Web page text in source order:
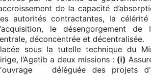
de la capacité
autorités contractantes, la
le désengorgement de
déconcentrée et décentralisée.
sous la tutelle technique du
l’Agetib a deux missions : (i)
déléguée des projets